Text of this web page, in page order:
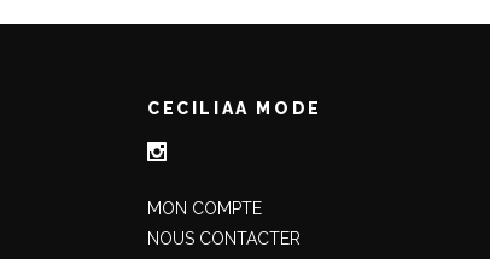
CECILIAA MODE
MON COMPTE
NOUS CONTACTER